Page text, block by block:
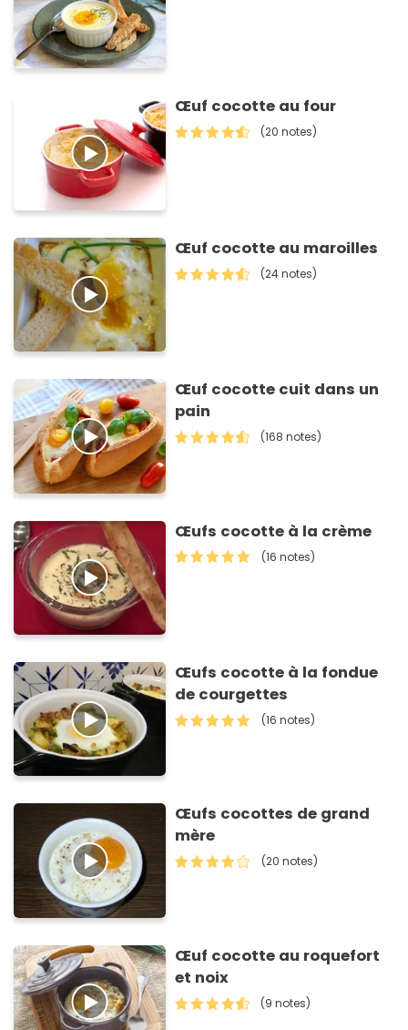
Œuf cocotte au four
(20 notes)
Œuf cocotte au maroilles
(24 notes)
Œuf cocotte cuit dans un
pain
(168 notes)
Œufs cocotte à la crème
(16 notes)
Œufs cocotte à la fondue
de courgettes
(16 notes)
Œufs cocottes de grand
mère
(20 notes)
Œuf cocotte au roquefort
et noix
(9 notes)